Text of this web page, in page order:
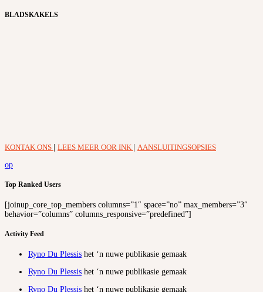
BLADSKAKELS
KONTAK ONS LEES MEER OOR INK
AANSLUITINGSOPSIES
op
Top Ranked Users
[joinup_core_top_members columns=”1″ space=”no” max_members=”3″
behavior=”columns” columns_responsive=”predefined”]
Activity Feed
Ryno Du Plessis het ‘n nuwe publikasie gemaak
Ryno Du Plessis het ‘n nuwe publikasie gemaak
Ryno Du Plessis het ‘n nuwe publikasie gemaak